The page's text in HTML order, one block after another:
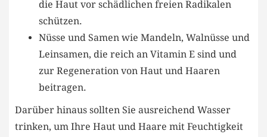
die Haut vor schädlichen freien Radikalen
schützen.
Nüsse und Samen wie Mandeln, Walnüsse und
Leinsamen, die reich an Vitamin E sind und
zur Regeneration von Haut und Haaren
beitragen.
Darüber hinaus sollten Sie ausreichend Wasser
trinken, um Ihre Haut und Haare mit Feuchtigkeit